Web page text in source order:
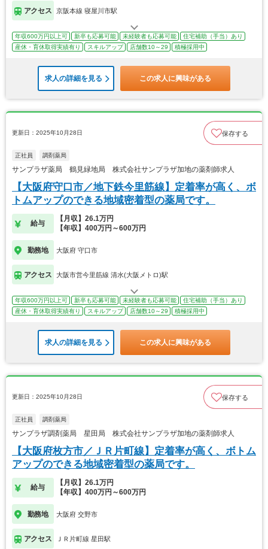
アクセス 京阪本線 寝屋川市駅
年収600万円以上可 新卒も応募可能 未経験者も応募可能
住宅補助（手当）あり
産休・育休取得実績有り
スキルアップ 店舗数10～29 積極採用中
求人の詳細を見る この求人に興味がある
更新日：2025年10月28日 保存する
正社員 調剤薬局
サンプラザ薬局 鶴見緑地局 株式会社サンプラザ加地の薬剤師求人
【大阪府守口市／地下鉄今里筋線】定着率が高く、ボ
トムアップのできる地域密着型の薬局です。
給与
【月収】26.1万円
【年収】400万円～600万円
勤務地 大阪府 守口市
アクセス 大阪市営今里筋線 清水(大阪メトロ)駅
年収600万円以上可 新卒も応募可能 未経験者も応募可能
住宅補助（手当）あり
産休・育休取得実績有り
スキルアップ 店舗数10～29 積極採用中
求人の詳細を見る この求人に興味がある
更新日：2025年10月28日 保存する
正社員 調剤薬局
サンプラザ調剤薬局 星田局 株式会社サンプラザ加地の薬剤師求人
【大阪府枚方市／ＪＲ片町線】定着率が高く、ボトム
アップのできる地域密着型の薬局です。
給与
【月収】26.1万円
【年収】400万円～600万円
勤務地 大阪府 交野市
アクセス ＪＲ片町線 星田駅